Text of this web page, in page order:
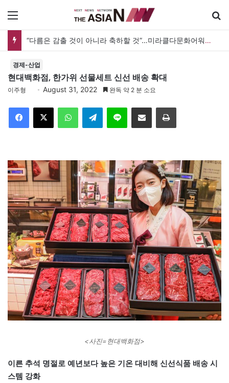
“사람을 위한 생각이라면 현실과 생각 사이에 돌다리 하나는 놓아야 하지 않을까”
경제-산업
현대백화점, 한가위 선물세트 신선 배송 확대
이주형 August 31, 2022 완독 약 2 분 소요
Telegram 이메일
<사진=현대백화점>
이른 추석 명절로 예년보다 높은 기온 대비해 신선식품 배송 시
스템 강화